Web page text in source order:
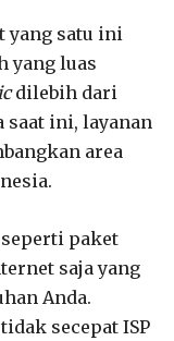
yang satu ini
yang luas
dilebih dari
saat ini, layanan
area
paket
saja yang
Anda.
secepat ISP